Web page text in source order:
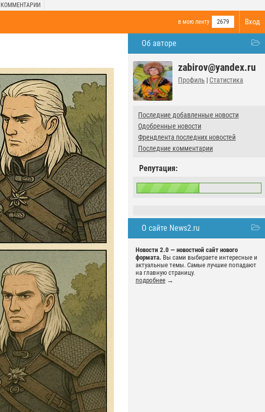
КОММЕНТАРИИ
Вход
в мою ленту 2679
Об авторе
zabirov@yandex.ru
Профиль | Статистика
Последние добавленные новости
Одобренные новости
Френдлента последних новостей
Последние комментарии
Репутация:
О сайте News2.ru
Новости 2.0 — новостной сайт нового
формата. Вы сами выбираете интересные и
актуальные темы. Самые лучшие попадают
на главную страницу.
подробнее →